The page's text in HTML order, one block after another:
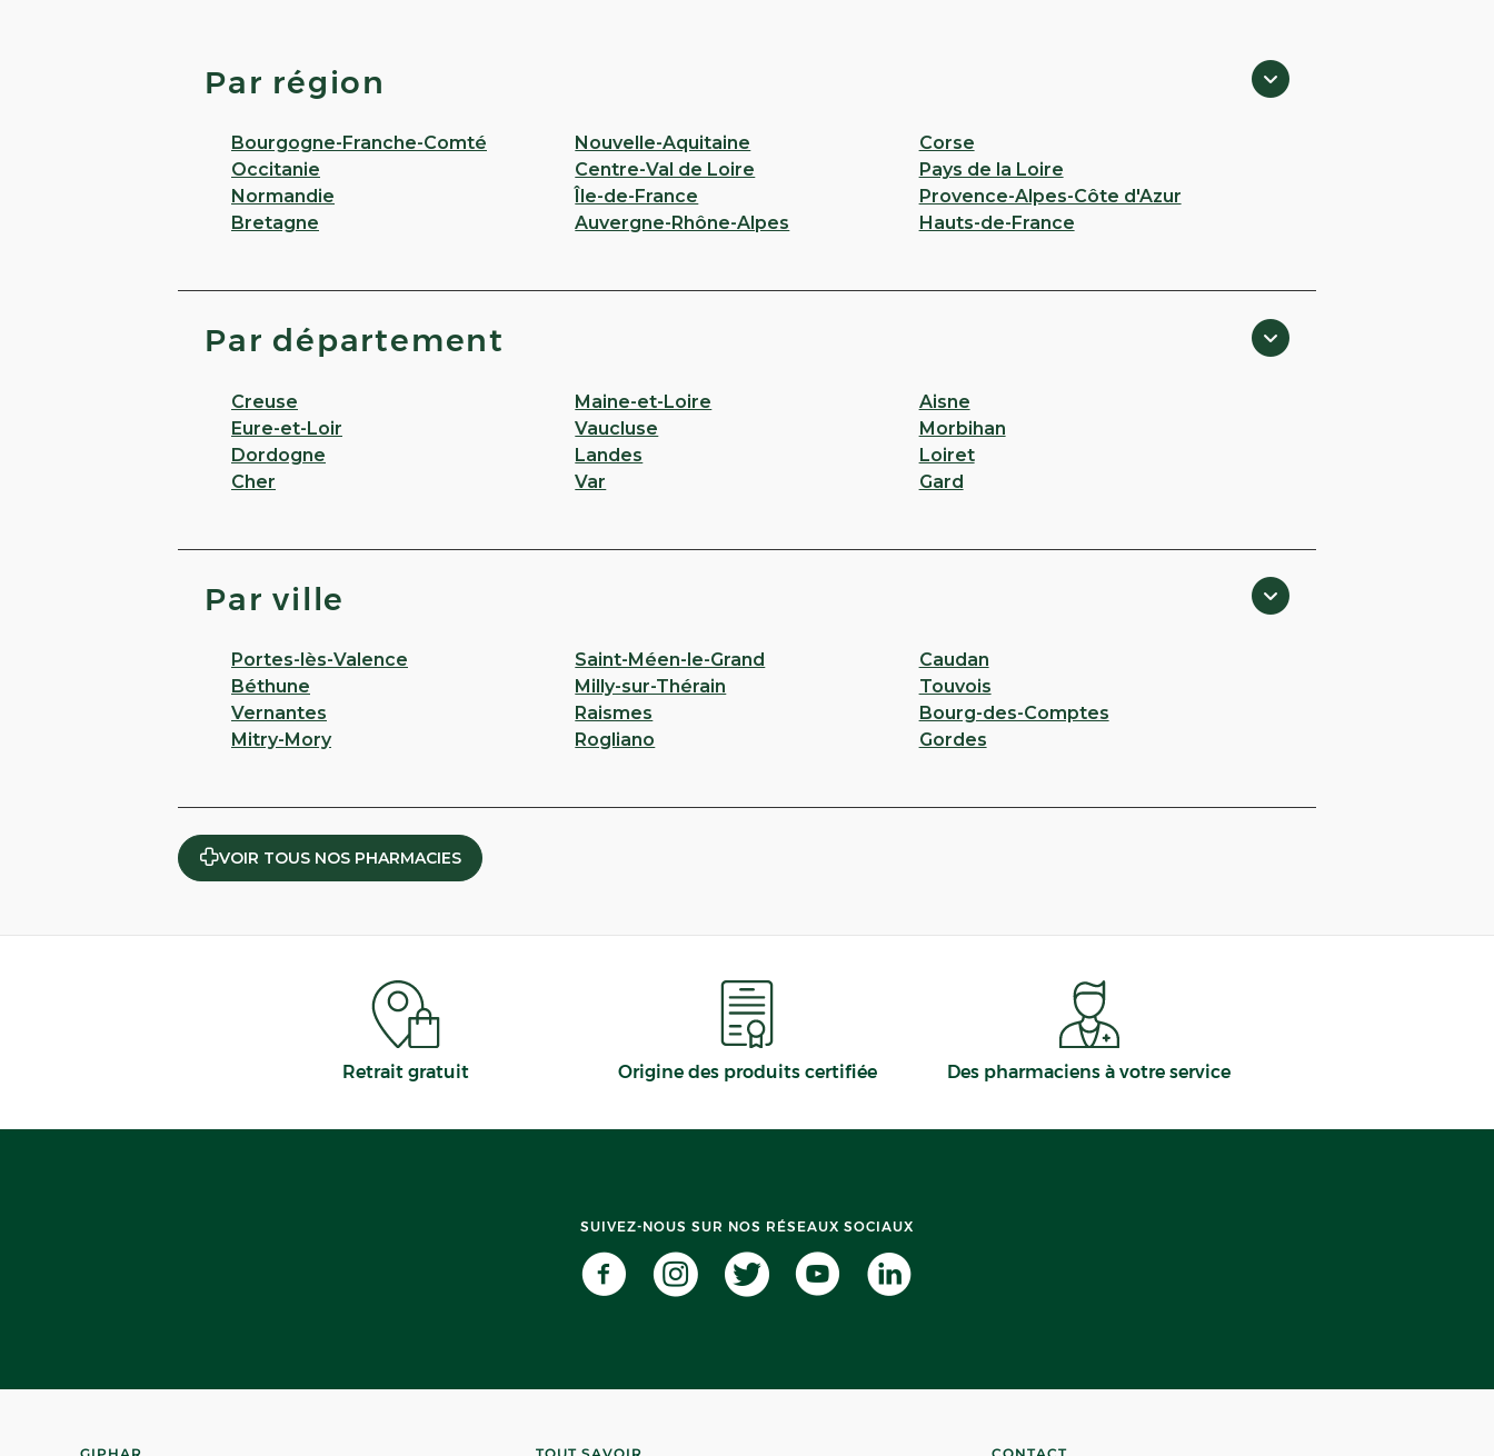
Par région
Bourgogne-Franche-Comté Nouvelle-Aquitaine
Corse
Occitanie
Centre-Val de Loire
Pays de la Loire
Normandie
Île-de-France
Provence-Alpes-Côte d'Azur
Bretagne
Auvergne-Rhône-Alpes Hauts-de-France
Par département
Creuse Maine-et-Loire
Aisne
Eure-et-Loir
Vaucluse
Morbihan
Dordogne
Landes
Loiret
Cher
Var Gard
Par ville
Portes-lès-Valence Saint-Méen-le-Grand
Caudan
Béthune
Milly-sur-Thérain
Touvois
Vernantes
Raismes
Bourg-des-Comptes
Mitry-Mory
Rogliano Gordes
VOIR TOUS NOS PHARMACIES
Retrait gratuit Origine des produits certifiée Des pharmaciens à votre service
SUIVEZ-NOUS SUR NOS RÉSEAUX SOCIAUX